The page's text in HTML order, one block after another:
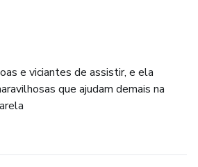
e viciantes de assistir, e ela
que ajudam demais na